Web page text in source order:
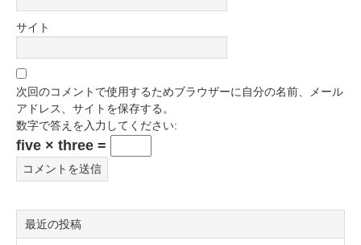
サイト
次回のコメントで使用するためブラウザーに自分の名前、メール
アドレス、サイトを保存する。
数字で答えを入力してください:
five × three =
最近の投稿